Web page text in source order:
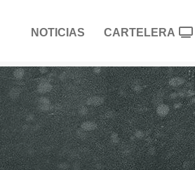
NOTICIAS CARTELERA